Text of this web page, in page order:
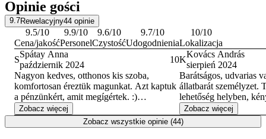
Opinie gości
9.7Rewelacyjny44 opinie
9.5/10
Cena/jakość
9.9/10
Personel
9.6/10
Czystość
9.7/10
Udogodnienia
10/10
Lokalizacja
S
Spátay Anna
październik 2024
10
Nagyon kedves, otthonos kis szoba,
komfortosan éreztük magunkat. Azt kaptuk
a pénzünkért, amit megígértek. :)
Egy gond volt, hogy pár vendég a folyosón
dohányzott éd nagyon zavaró volt a füst. Ez
nem a szàlláshely hibája, csak sajnáltos,
Zobacz więcej
K
Kovács András
sierpień 2024
Barátságos, udvarias
állatbarát személyzet.
lehetőség helyben,
és közösségi
tudom mindenkinek
Zobacz więcej
Zobacz wszystkie opinie (44)